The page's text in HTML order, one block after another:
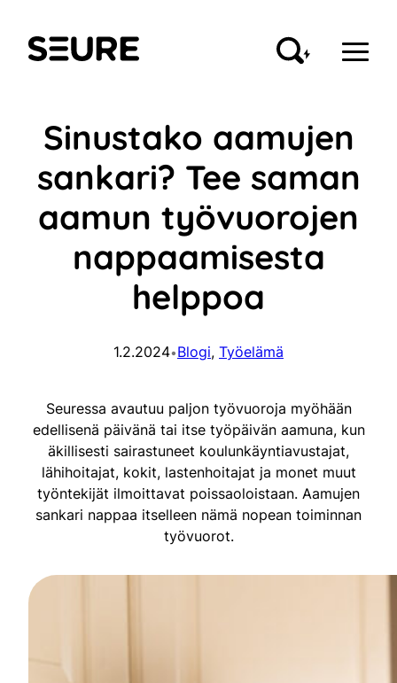
sisältöön
Seure
Sinustako aamujen
sankari? Tee saman
aamun työvuorojen
nappaamisesta
helppoa
1.2.2024•Blogi, Työelämä
Seuressa avautuu paljon työvuoroja myöhään
edellisenä päivänä tai itse työpäivän aamuna, kun
äkillisesti sairastuneet koulunkäyntiavustajat,
lähihoitajat, kokit, lastenhoitajat ja monet muut
työntekijät ilmoittavat poissaoloistaan. Aamujen
sankari nappaa itselleen nämä nopean toiminnan
työvuorot.